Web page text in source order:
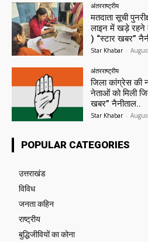
अंतरराष्ट्रीय
मतदाता सूची
लाइन में खड़े रहने
) “स्टार खबर”
Star Khabar -
अंतरराष्ट्रीय
जिला कांग्रेस
नेताओं को मिली
खबर” नैनीताल..
Star Khabar -
POPULAR CATEGORIES
उत्तराखंड
विविध
जनता कहिन
राष्ट्रीय
बुद्धिजीवियों का कोना